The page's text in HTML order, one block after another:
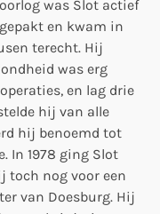
was Slot actief
en kwam in
terecht. Hij
was erg
en lag drie
hij van alle
hij benoemd tot
In 1978 ging Slot
toch nog voor een
van Doesburg. Hij